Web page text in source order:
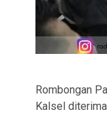
Rombongan
Kalsel